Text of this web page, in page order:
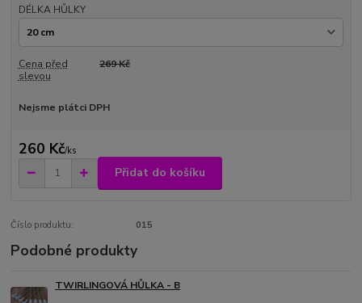
DÉLKA HŮLKY
Cena před
slevou
269 Kč
Nejsme plátci DPH
260 Kč/ks
Přidat do košíku
Číslo produktu: 015
Podobné produkty
TWIRLINGOVÁ HŮLKA - B